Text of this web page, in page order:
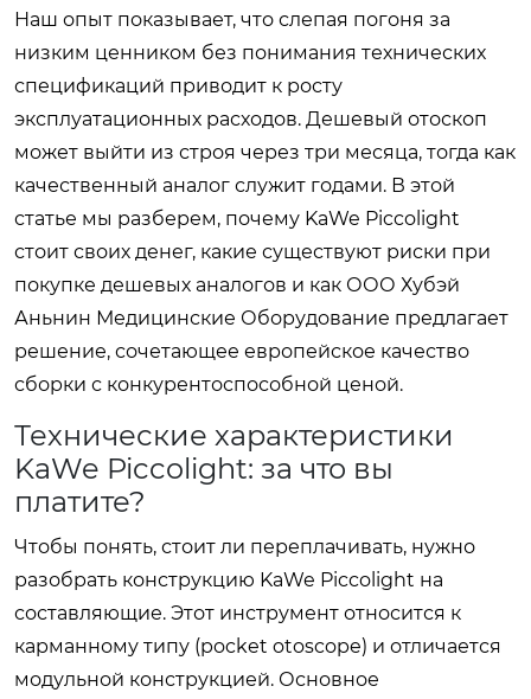
Наш опыт показывает, что слепая погоня за
низким ценником без понимания технических
спецификаций приводит к росту
эксплуатационных расходов. Дешевый отоскоп
может выйти из строя через три месяца, тогда как
качественный аналог служит годами. В этой
статье мы разберем, почему KaWe Piccolight
стоит своих денег, какие существуют риски при
покупке дешевых аналогов и как ООО Хубэй
Аньнин Медицинские Оборудование предлагает
решение, сочетающее европейское качество
сборки с конкурентоспособной ценой.
Технические характеристики
KaWe Piccolight: за что вы
платите?
Чтобы понять, стоит ли переплачивать, нужно
разобрать конструкцию KaWe Piccolight на
составляющие. Этот инструмент относится к
карманному типу (pocket otoscope) и отличается
модульной конструкцией. Основное